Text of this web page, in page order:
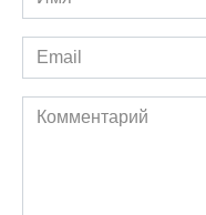
*
Email
*
Комментарий